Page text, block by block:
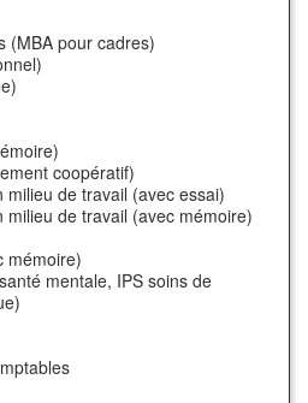
(MBA pour cadres)
coopératif)
de travail (avec essai)
de travail (avec mémoire)
mémoire)
mentale, IPS soins de